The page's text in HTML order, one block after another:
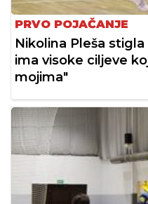
PRVO POJAČANJE
Nikolina Pleša
ima visoke ciljeve
mojima"